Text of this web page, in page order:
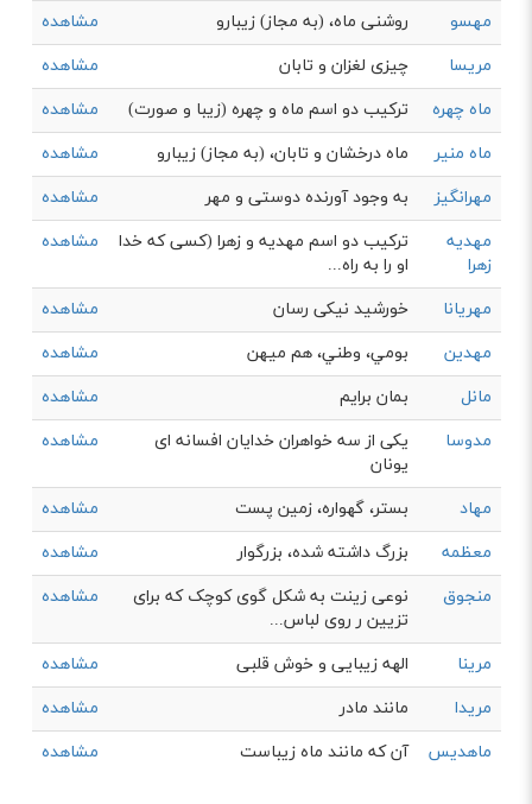
مهسو
روشنی ماه، (به مجاز) زیبارو
مشاهده
مریسا
چیزی لغزان و تابان
مشاهده
ماه چهره
ترکیب دو اسم ماه و چهره (زیبا و صورت)
مشاهده
ماه منیر
ماه درخشان و تابان، (به مجاز) زیبارو
مشاهده
مهرانگیز
به وجود آورنده دوستی و مهر
مشاهده
مهدیه
زهرا
ترکیب دو اسم مهدیه و زهرا (کسی که خدا
او را به راه...
مشاهده
مهریانا خورشید نیکی رسان
مشاهده
مهدین
بومي، وطني، هم ميهن
مشاهده
مانل
بمان برایم
مشاهده
مدوسا
یکی از سه خواهران خدایان افسانه ای
یونان
مشاهده
مهاد بستر، گهواره، زمین پست
مشاهده
معظمه
بزرگ داشته شده، بزرگوار
مشاهده
منجوق
نوعی زینت به شکل گوی کوچک که برای
تزیین ر روی لباس...
مشاهده
مرینا الهه زیبایی و خوش قلبی
مشاهده
مریدا
مانند مادر
مشاهده
ماهدیس
آن که مانند ماه زیباست مشاهده